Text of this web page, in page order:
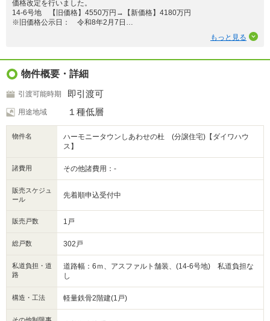
価格改定を行いました。
14-6号地 【旧価格】4550万円→【新価格】4180万円
※旧価格公示日： 令和8年2月7日
もっと見る
物件概要・詳細
引渡可能時期 即引渡可
用途地域 １種低層
物件名
ハーモニータウンしあわせの杜 (分譲住宅)【ダイワハウ
ス】
諸費用 その他諸費用：-
販売スケジュ
ール
先着順申込受付中
販売戸数 1戸
総戸数 302戸
私道負担・道
路
道路幅：6ｍ、アスファルト舗装、(14-6号地) 私道負担な
し
構造・工法 軽量鉄骨2階建(1戸)